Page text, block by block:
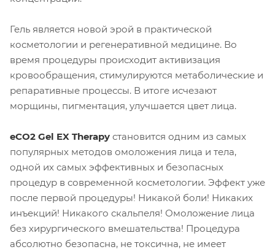
Гель является новой эрой в практической
косметологии и регенеративной медицине. Во
время процедуры происходит активизация
кровообращения, стимулируются метаболические и
репаративные процессы. В итоге исчезают
морщины, пигментация, улучшается цвет лица.
eCO2 Gel EX Therapy становится одним из самых
популярных методов омоложения лица и тела,
одной их самых эффективных и безопасных
процедур в современной косметологии. Эффект уже
после первой процедуры! Никакой боли! Никаких
инъекций! Никакого скальпеля! Омоложение лица
без хирургического вмешательства! Процедура
абсолютно безопасна, не токсична, не имеет